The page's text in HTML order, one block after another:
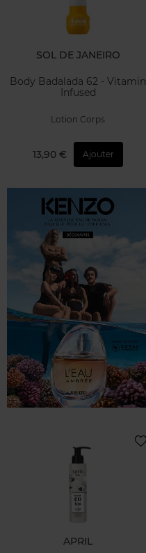
SOL DE JANEIRO
Body Badalada 62 - Vitamin
Infused
Lotion Corps
13,90 € Ajouter
APRIL